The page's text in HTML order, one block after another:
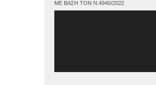
ΜΕ ΒΆΣΗ ΤΟΝ Ν.4940/2022